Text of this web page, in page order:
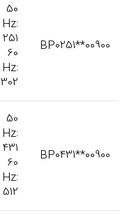
BP0251**00900
50
Hz:
251
60
Hz:
302
BP0431**00900
50
Hz:
431
60
Hz:
512